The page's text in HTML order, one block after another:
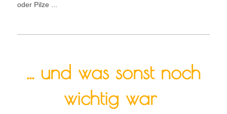
oder Pilze ...
... und was sonst noch
wichtig war